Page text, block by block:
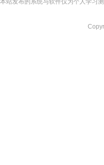
本站发布的系统与软件仅为个人学习